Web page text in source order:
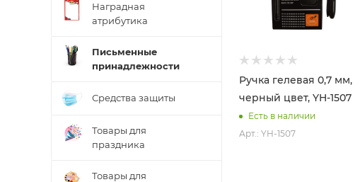
Ручка гелевая 0,7 мм,
черный цвет, YH-1507
Есть в наличии
Арт.: YH-1507
Наградная
атрибутика
Письменные
принадлежности
Средства защиты
Товары для
праздника
Товары для